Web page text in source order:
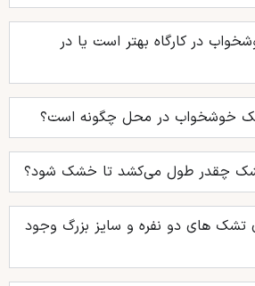
در کارگاه بهتر است یا در
خوشخواب در محل چگونه است؟
چقدر طول می‌کشد تا خشک شود؟
های دو نفره و سایز بزرگ وجود